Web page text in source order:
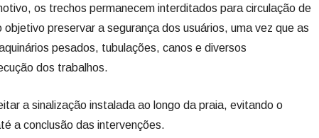
os trechos permanecem interditados para circulação de
preservar a segurança dos usuários, uma vez que as
pesados, tubulações, canos e diversos
dos trabalhos.
a sinalização instalada ao longo da praia, evitando o
a conclusão das intervenções.